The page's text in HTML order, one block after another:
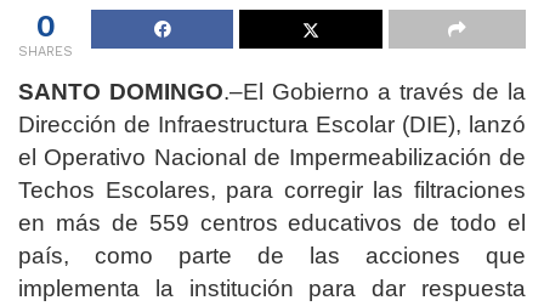
0
SHARES
SANTO DOMINGO.–El Gobierno a través de la
Dirección de Infraestructura Escolar (DIE), lanzó
el Operativo Nacional de Impermeabilización de
Techos Escolares, para corregir las filtraciones
en más de 559 centros educativos de todo el
país, como parte de las acciones que
implementa la institución para dar respuesta